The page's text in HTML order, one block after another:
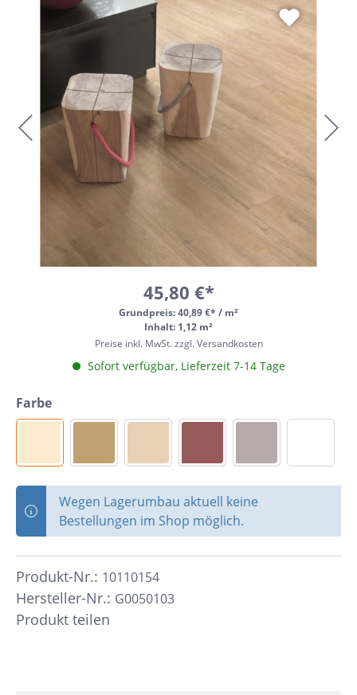
45,80 €*
Grundpreis:40,89 €* / m²
Inhalt: 1,12 m²
Preise inkl. MwSt. zzgl. Versandkosten
Sofort verfügbar, Lieferzeit 7-14 Tage
Farbe
Wegen Lagerumbau aktuell keine
Bestellungen im Shop möglich.
Hersteller-Nr.: G0050103
Produkt-Nr.: 10110154
Produkt teilen